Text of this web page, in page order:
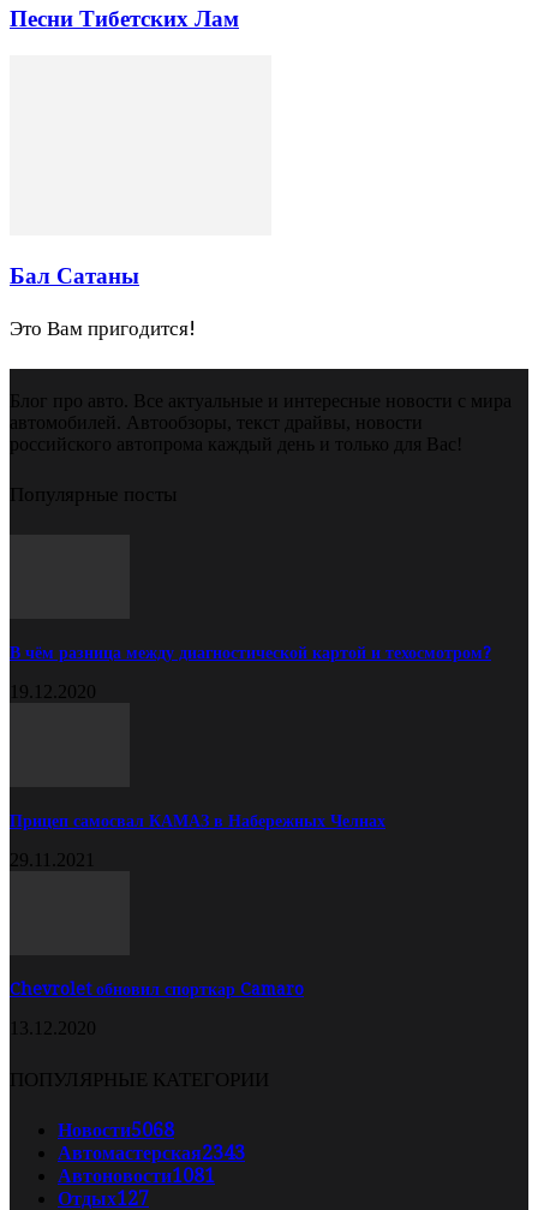
Песни Тибетских Лам
Бал Сатаны
Это Вам пригодится!
Блог про авто. Все актуальные и интересные новости с мира
автомобилей. Автообзоры, текст драйвы, новости
российского автопрома каждый день и только для Вас!
Популярные посты
В чём разница между диагностической картой и техосмотром?
19.12.2020
Прицеп самосвал КАМАЗ в Набережных Челнах
29.11.2021
Chevrolet обновил спорткар Camaro
13.12.2020
ПОПУЛЯРНЫЕ КАТЕГОРИИ
Новости5068
Автомастерская2343
Автоновости1081
Отдых127